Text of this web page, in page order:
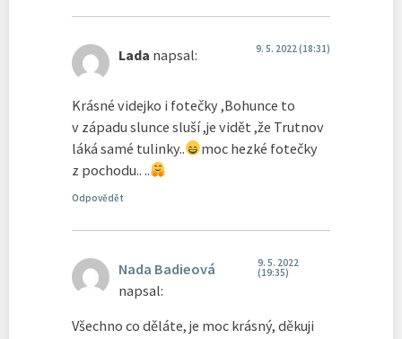
Lada napsal: 9. 5. 2022 (18:31)
Krásné videjko i fotečky ,Bohunce to
v západu slunce sluší ,je vidět ,že Trutnov
láká samé tulinky..
moc hezké fotečky
z pochodu.. ..
Odpovědět
Nada Badieová
napsal:
9. 5. 2022
(19:35)
Všechno co děláte, je moc krásný, děkuji